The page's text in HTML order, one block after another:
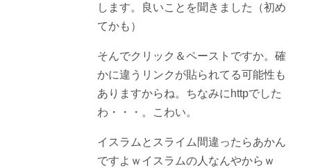
します。良いことを聞きました（初め
てかも）
そんでクリック＆ペーストですか。確
かに違うリンクが貼られてる可能性も
ありますからね。ちなみにhttpでした
わ・・・。こわい。
イスラムとスライム間違ったらあかん
ですよｗイスラムの人なんやからｗ